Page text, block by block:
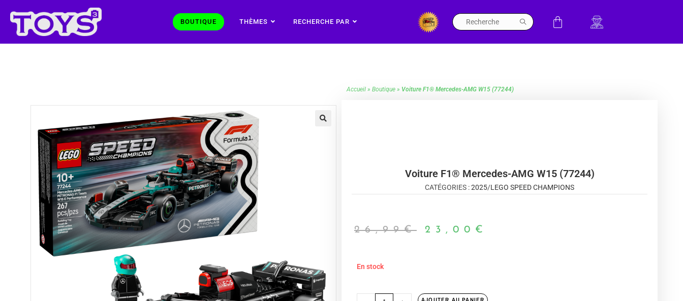
BOUTIQUE THÈMES RECHERCHE PAR
Accueil » Boutique » Voiture F1® Mercedes-AMG W15 (77244)
Voiture F1® Mercedes-AMG W15 (77244)
CATÉGORIES :2025/LEGO SPEED CHAMPIONS
26,99€ 23,00 €
En stock